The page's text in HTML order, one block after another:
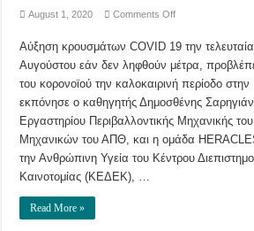
August 1, 2020 Comments Offon
Αύξηση
κρουσμάτων
κορονοϊού
την
τελευταία
εβδομάδα
του
Αυγούστου
Αύξηση κρουσμάτων COVID 19 την
Αυγούστου εάν δεν ληφθούν μέτρα,
του κορονοϊού την καλοκαιρινή περίοδο
εκπόνησε ο καθηγητής Δημοσθένης
Εργαστηρίου Περιβαλλοντικής Μηχανικής
Μηχανικών του ΑΠΘ, και η ομάδα
την Ανθρώπινη Υγεία του Κέντρου
Καινοτομίας (ΚΕΔΕΚ), …
Read More »